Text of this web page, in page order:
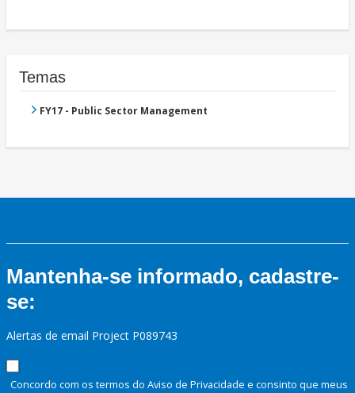
Temas
FY17 - Public Sector Management
Mantenha-se informado, cadastre-
se:
Alertas de email Project P089743
Concordo com os termos do Aviso de Privacidade e consinto que meus